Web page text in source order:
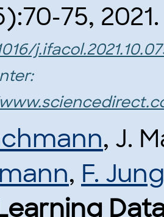
75, 2021.
, J.
, F. Jung